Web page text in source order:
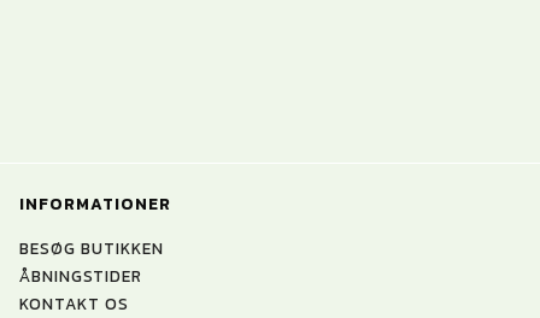
INFORMATIONER
BESØG BUTIKKEN
ÅBNINGSTIDER
KONTAKT OS